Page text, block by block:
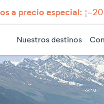
a precio especial: ¡-
Nuestros destinos